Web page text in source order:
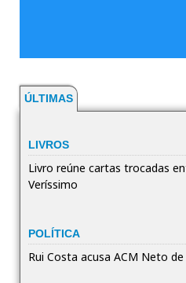
ÚLTIMAS
LIVROS
Livro reúne cartas trocadas
Veríssimo
POLÍTICA
Rui Costa acusa ACM Neto